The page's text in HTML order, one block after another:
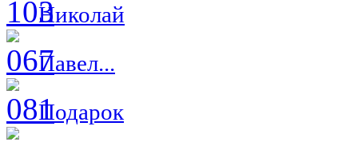
Николай
Павел...
Подарок